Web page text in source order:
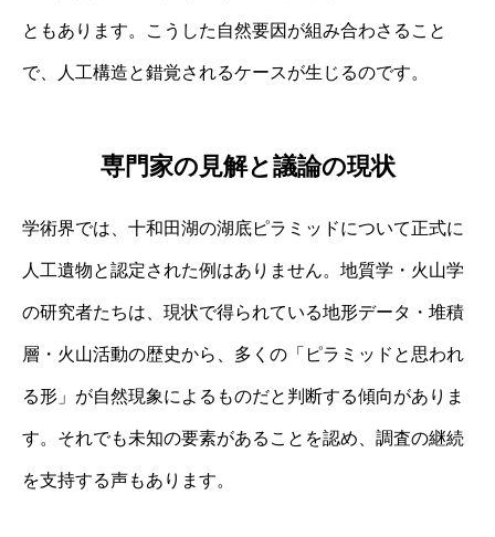
ともあります。こうした自然要因が組み合わさること
で、人工構造と錯覚されるケースが生じるのです。
専門家の見解と議論の現状
学術界では、十和田湖の湖底ピラミッドについて正式に
人工遺物と認定された例はありません。地質学・火山学
の研究者たちは、現状で得られている地形データ・堆積
層・火山活動の歴史から、多くの「ピラミッドと思われ
る形」が自然現象によるものだと判断する傾向がありま
す。それでも未知の要素があることを認め、調査の継続
を支持する声もあります。